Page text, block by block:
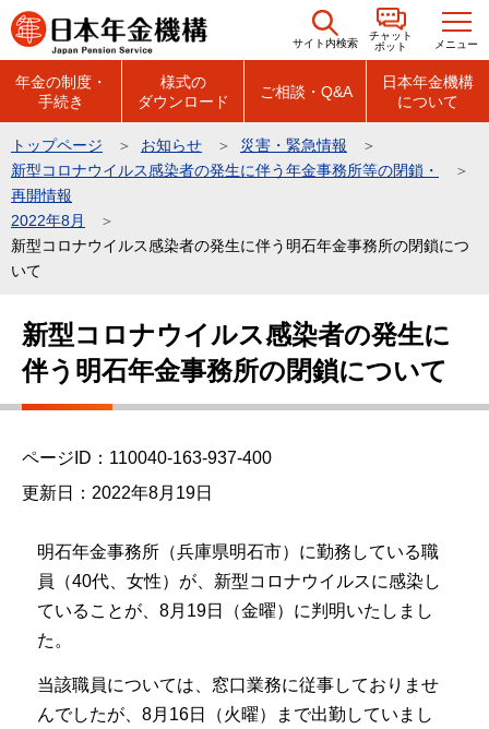
こ
の
の
先
頭
で
す
サイト内検索
チャット
ボット
メニュー
年金の制度・
手続き
様式の
ダウンロード
ご相談・Q&A
日本年金機構
について
トップページ お知らせ
災害・緊急情報
新型コロナウイルス感染者の発生に伴う年金事務所等の閉鎖・
再開情報
2022年8月
新型コロナウイルス感染者の発生に伴う明石年金事務所の閉鎖につ
いて
新型コロナウイルス感染者の発生に
伴う明石年金事務所の閉鎖について
ページID：110040-163-937-400
更新日：2022年8月19日
明石年金事務所（兵庫県明石市）に勤務している職
員（40代、女性）が、新型コロナウイルスに感染し
ていることが、8月19日（金曜）に判明いたしまし
た。
当該職員については、窓口業務に従事しておりませ
んでしたが、8月16日（火曜）まで出勤していまし